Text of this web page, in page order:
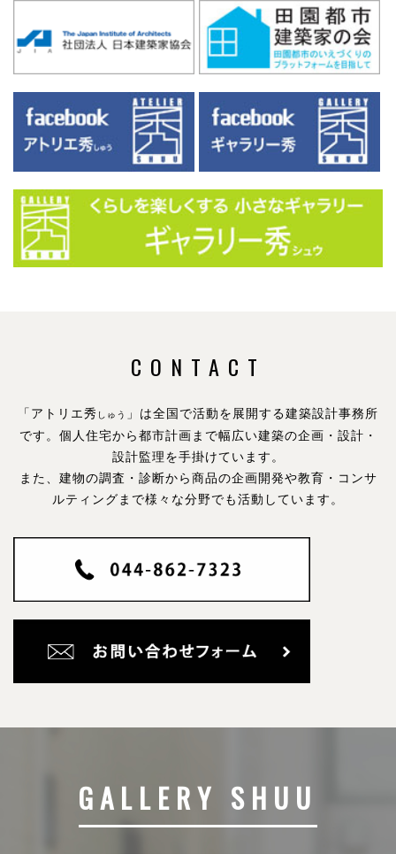
CONTACT
「アトリエ秀 しゅう
」は全国で活動を展開する建築設計事務所
です。 個人住宅から都市計画まで幅広い建築の企画・設計・
設計監理を手掛けています。
また、建物の調査・診断から商品の企画開発や教育・コンサ
ルティングまで様々な分野でも活動しています。
GALLERY SHUU